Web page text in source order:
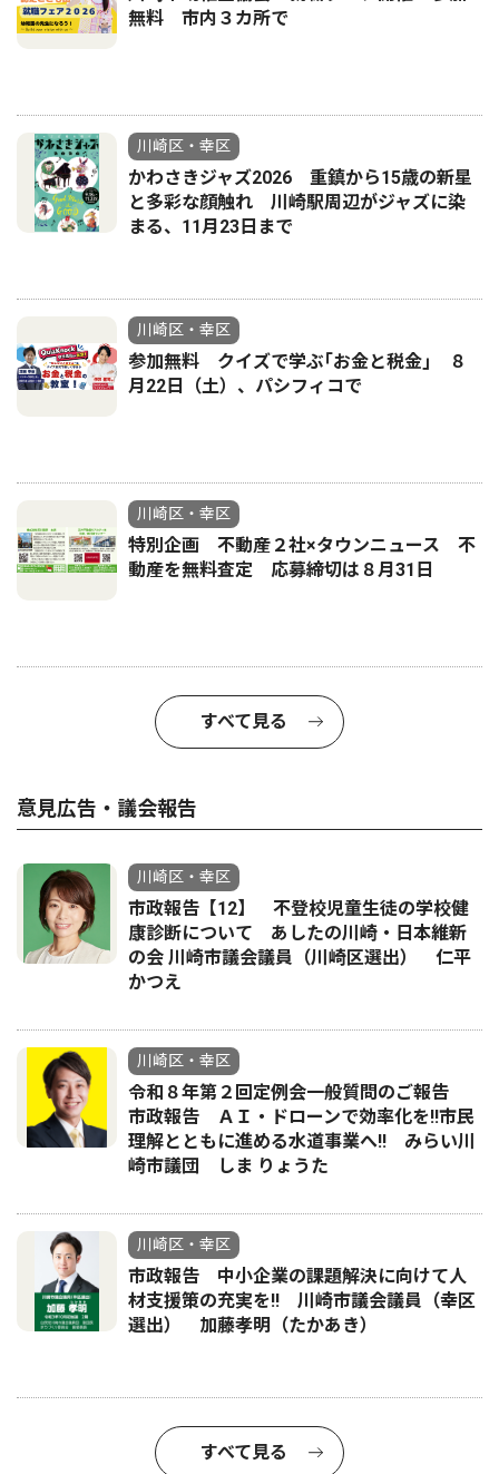
無料 市内３カ所で
川崎区・幸区
かわさきジャズ2026 重鎮から15歳の新星
と多彩な顔触れ 川崎駅周辺がジャズに染
まる、11月23日まで
川崎区・幸区
参加無料 クイズで学ぶ｢お金と税金｣ ８
月22日（土）、パシフィコで
川崎区・幸区
特別企画 不動産２社×タウンニュース 不
動産を無料査定 応募締切は８月31日
すべて見る
意見広告・議会報告
川崎区・幸区
市政報告【12】 不登校児童生徒の学校健
康診断について あしたの川崎・日本維新
の会 川崎市議会議員（川崎区選出） 仁平
かつえ
川崎区・幸区
令和８年第２回定例会一般質問のご報告
市政報告 ＡＩ・ドローンで効率化を!!市民
理解とともに進める水道事業へ!! みらい川
崎市議団 しま りょうた
川崎区・幸区
市政報告 中小企業の課題解決に向けて人
材支援策の充実を!! 川崎市議会議員（幸区
選出） 加藤孝明（たかあき）
すべて見る